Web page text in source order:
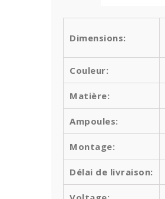
Dimensions:
Couleur:
Matière:
Ampoules:
Montage:
Délai de livraison: